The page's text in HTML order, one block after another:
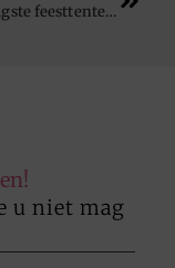
De prachtigste feesttenten voor elke evenement vind je hier!
u niet mag